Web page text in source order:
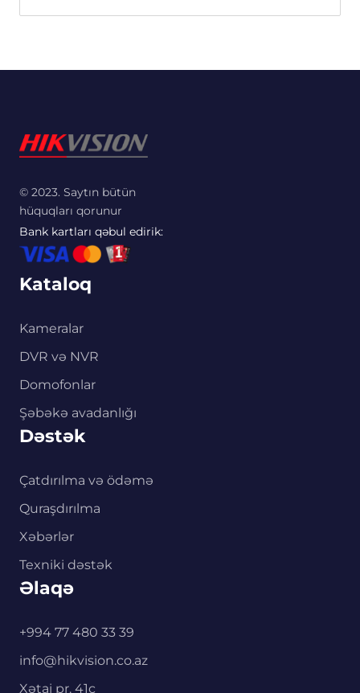
© 2023. Saytın bütün
hüquqları qorunur
Bank kartları qəbul edirik:
Kataloq
Kameralar
DVR və NVR
Domofonlar
Şəbəkə avadanlığı
Dəstək
Çatdırılma və ödəmə
Quraşdırılma
Xəbərlər
Texniki dəstək
Əlaqə
+994 77 480 33 39
info@hikvision.co.az
Xətai pr. 41c